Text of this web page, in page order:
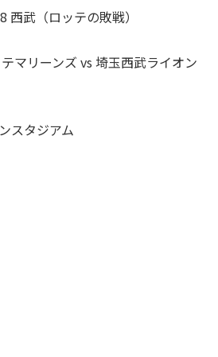
西武（ロッテの敗戦）
マリーンズ vs 埼玉西武ライオン
スタジアム